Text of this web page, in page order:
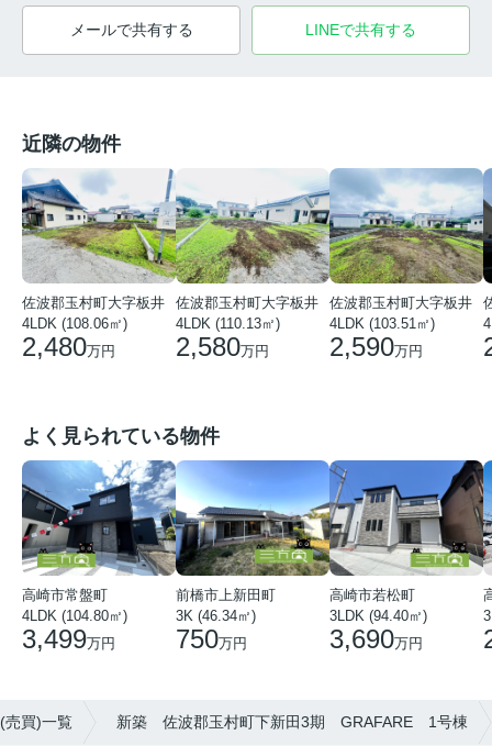
メールで共有する LINEで共有する
近隣の物件
佐波郡玉村町大字板井
4LDK (108.06㎡)
2,480万円
佐波郡玉村町大字板井
4LDK (110.13㎡)
2,580万円
佐波郡玉村町大字板井
4LDK (103.51㎡)
2,590万円
よく見られている物件
高崎市常盤町
4LDK (104.80㎡)
3,499万円
前橋市上新田町
3K (46.34㎡)
750万円
高崎市若松町
3LDK (94.40㎡)
3,690万円
売買)一覧 新築 佐波郡玉村町下新田3期 GRAFARE 1号棟